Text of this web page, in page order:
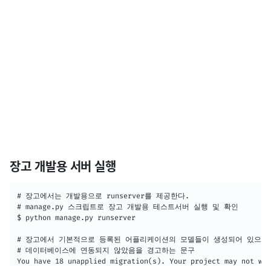
장고 개발용 서버 실행
# 장고에서는 개발용으로 runserver를 제공한다.
# manage.py 스크립트로 장고 개발용 테스트서버 실행 및 확인
$ python manage.py runserver
# 장고에서 기본적으로 등록된 어플리케이션의 모델들이 생성되어 있으
# 데이터베이스에 연동되지 않았음을 경고하는 문구
You have 18 unapplied migration(s). Your project may not